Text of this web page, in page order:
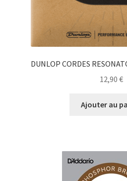
DUNLOP CORDES
12,90 €
Ajouter au